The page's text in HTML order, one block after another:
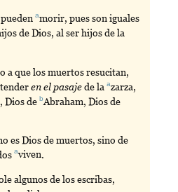
amorir, pues son iguales
de Dios, al ser hijos de la
a que los muertos resucitan,
en el pasajede laazarza,
Dios debAbraham, Dios de
es Dios de muertos, sino de
aviven
algunos de los escribas,